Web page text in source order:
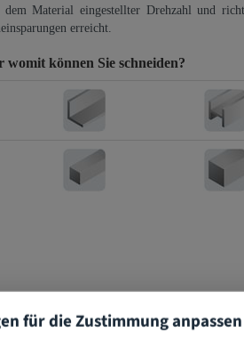
Material eingestellter Drehzahl und
erreicht.
womit können Sie schneiden?
für die Zustimmung anpassen